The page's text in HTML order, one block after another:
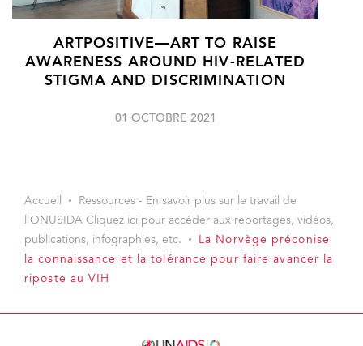
ARTPOSITIVE—ART TO RAISE
AWARENESS AROUND HIV-RELATED
STIGMA AND DISCRIMINATION
01 OCTOBRE 2021
Accueil
Ressources - En savoir plus sur le travail de
l’ONUSIDA Cliquez ici pour accéder aux reportages, vidéos,
publications, infographies, etc.
La Norvège préconise
la connaissance et la tolérance pour faire avancer la
riposte au VIH